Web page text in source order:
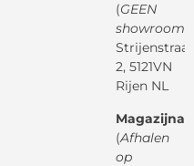
Retourvoorwaarden
Betaalmethodes
Montageservice
(GEEN
showroom
Strijenstraat
2, 5121VN
Rijen NL
(Afhalen
op